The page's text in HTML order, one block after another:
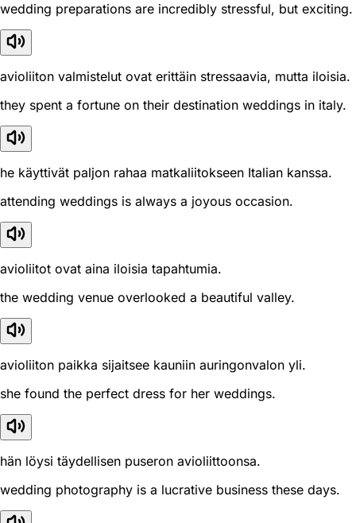
wedding preparations are incredibly stressful, but exciting.
avioliiton valmistelut ovat erittäin stressaavia, mutta iloisia.
they spent a fortune on their destination weddings in italy.
he käyttivät paljon rahaa matkaliitokseen Italian kanssa.
attending weddings is always a joyous occasion.
avioliitot ovat aina iloisia tapahtumia.
the wedding venue overlooked a beautiful valley.
avioliiton paikka sijaitsee kauniin auringonvalon yli.
she found the perfect dress for her weddings.
hän löysi täydellisen puseron avioliittoonsa.
wedding photography is a lucrative business these days.